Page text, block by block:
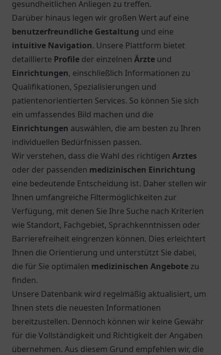
gesundheitlichen Anliegen zu treffen.
Darüber hinaus legen wir großen Wert auf eine
benutzerfreundliche Gestaltung und eine
intuitive Navigation. Unsere Plattform bietet
detaillierte Profile der einzelnen Ärzte und
Einrichtungen, einschließlich Informationen zu
Qualifikationen, Spezialisierungen und
patientenorientierten Services. So können Sie sich
ein umfassendes Bild machen und die
Einrichtungen auswählen, die am besten zu Ihren
individuellen Bedürfnissen passen.
Wir verstehen, dass die Wahl des richtigen Arztes
oder der passenden medizinischen Einrichtung
eine bedeutende Entscheidung ist. Daher stellen wir
Ihnen umfangreiche Filtermöglichkeiten zur
Verfügung, mit denen Sie Ihre Suche nach Kriterien
wie Standort, Fachgebiet, Sprachkenntnissen oder
Barrierefreiheit eingrenzen können. Dies erleichtert
Ihnen die Orientierung und unterstützt Sie dabei,
die für Sie optimalen medizinischen Angebote zu
finden.
Unsere Datenbank wird regelmäßig aktualisiert, um
Ihnen stets die neuesten Informationen
bereitzustellen. Dennoch können wir keine Gewähr
für die Vollständigkeit und Richtigkeit der Angaben
übernehmen. Aus diesem Grund empfehlen wir, die